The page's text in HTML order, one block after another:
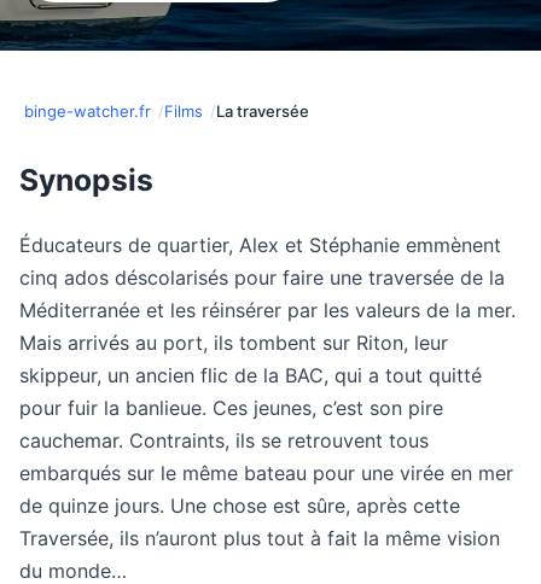
binge-watcher.fr Films La traversée
Synopsis
Éducateurs de quartier, Alex et Stéphanie emmènent
cinq ados déscolarisés pour faire une traversée de la
Méditerranée et les réinsérer par les valeurs de la mer.
Mais arrivés au port, ils tombent sur Riton, leur
skippeur, un ancien flic de la BAC, qui a tout quitté
pour fuir la banlieue. Ces jeunes, c’est son pire
cauchemar. Contraints, ils se retrouvent tous
embarqués sur le même bateau pour une virée en mer
de quinze jours. Une chose est sûre, après cette
Traversée, ils n’auront plus tout à fait la même vision
du monde…